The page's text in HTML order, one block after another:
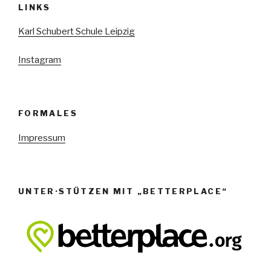
LINKS
Karl Schubert Schule Leipzig
Instagram
FORMALES
Impressum
UNTER·STÜTZEN MIT „BETTERPLACE“